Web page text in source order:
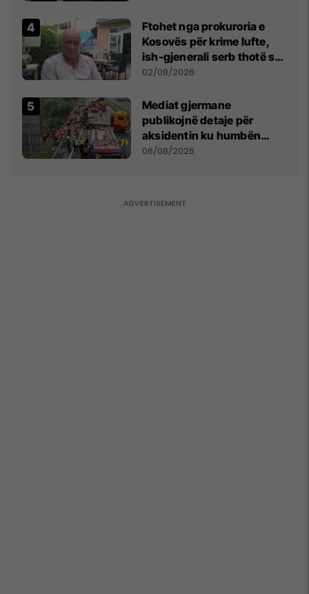
Ftohet nga prokuroria e
Kosovës për krime lufte,
ish-gjenerali serb thotë se
dikush e tradhtoi në
02/08/2026
Mediat gjermane
publikojnë detaje për
aksidentin ku humbën
jetën tre mërgimtarë nga
06/08/2026